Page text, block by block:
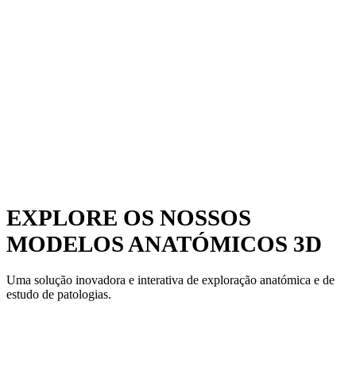
EXPLORE OS NOSSOS
MODELOS ANATÓMICOS 3D
Uma solução inovadora e interativa de exploração anatómica e de
estudo de patologias.